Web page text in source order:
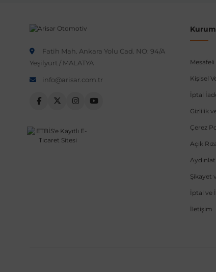
Fatih Mah. Ankara Yolu Cad. NO: 94/A
Yeşilyurt / MALATYA
info@arisar.com.tr
Mesafeli
Kişisel
İptal
Gizlilik
Çerez
Açık
Şikayet
İptal ve
İletişim